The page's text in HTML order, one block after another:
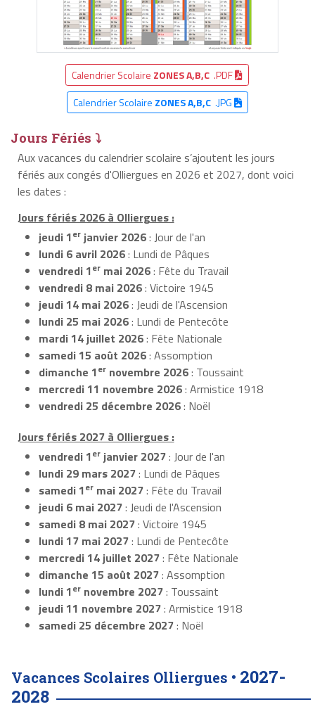
Calendrier Scolaire ZONES A,B,C .PDF
Calendrier Scolaire ZONES A,B,C.JPG
Jours Fériés ⤵
Aux vacances du calendrier scolaire s’ajoutent les jours
fériés aux congés d'Olliergues en 2026 et 2027, dont voici
les dates :
Jours fériés 2026 à Olliergues :
jeudi 1er janvier 2026: Jour de l'an
lundi 6 avril 2026: Lundi de Pâques
vendredi 1er mai 2026: Fête du Travail
vendredi 8 mai 2026: Victoire 1945
jeudi 14 mai 2026: Jeudi de l'Ascension
lundi 25 mai 2026: Lundi de Pentecôte
mardi 14 juillet 2026: Fête Nationale
samedi 15 août 2026: Assomption
dimanche 1er novembre 2026: Toussaint
mercredi 11 novembre 2026: Armistice 1918
vendredi 25 décembre 2026: Noël
Jours fériés 2027 à Olliergues :
vendredi 1er janvier 2027: Jour de l'an
lundi 29 mars 2027: Lundi de Pâques
samedi 1er mai 2027: Fête du Travail
jeudi 6 mai 2027: Jeudi de l'Ascension
samedi 8 mai 2027: Victoire 1945
lundi 17 mai 2027: Lundi de Pentecôte
mercredi 14 juillet 2027: Fête Nationale
dimanche 15 août 2027: Assomption
lundi 1er novembre 2027: Toussaint
jeudi 11 novembre 2027: Armistice 1918
samedi 25 décembre 2027: Noël
Vacances Scolaires Olliergues • 2027-
2028